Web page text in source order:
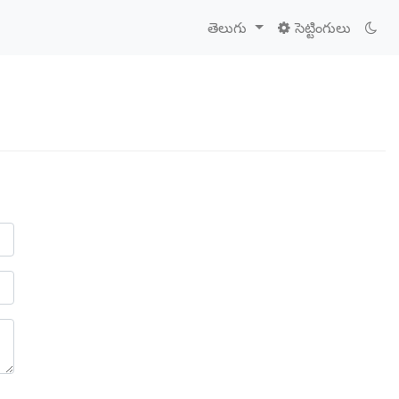
తెలుగు సెట్టింగులు